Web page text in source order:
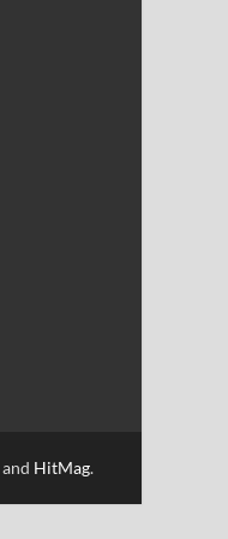
and HitMag.